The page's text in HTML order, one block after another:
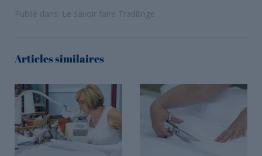
Publié dans: Le savoir faire Tradilinge
Articles similaires